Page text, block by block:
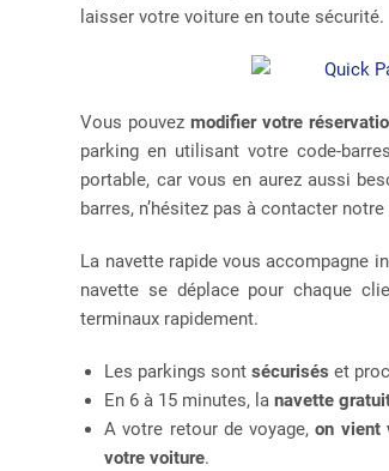
laisser votre voiture en toute sécurité.
Vous pouvezmodifier votre
parking en utilisant votre code-
portable, car vous en aurez aussi
barres, n’hésitez pas à contacter
La navette rapide vous accompagne
navette se déplace pour chaque
terminaux rapidement.
Les parkings sont sécurisés et
En 6 à 15 minutes, lanavette
A votre retour de voyage,on vient
votre voiture.